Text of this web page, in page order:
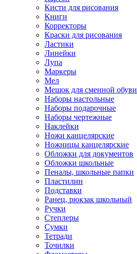
Кисти для рисования
Книги
Корректоры
Краски для рисования
Ластики
Линейки
Лупа
Маркеры
Мел
Мешок для сменной обуви
Наборы настольные
Наборы подарочные
Наборы чертежные
Наклейки
Ножи канцелярские
Ножницы канцелярские
Обложки для документов
Обложки школьные
Пеналы, школьные папки
Пластилин
Подставки
Ранец, рюкзак школьный
Ручки
Степлеры
Сумки
Тетради
Точилки